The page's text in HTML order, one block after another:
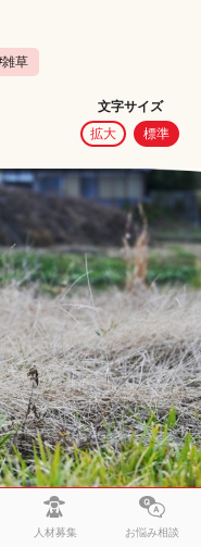
草
文字サイズ
拡大
標準
格的に始めようと思
人材募集 お悩み相談